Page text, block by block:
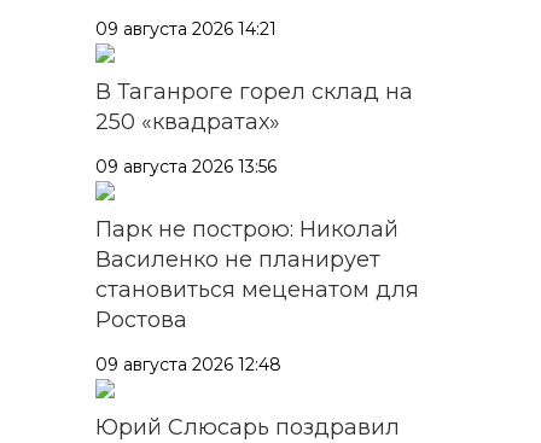
09 августа 2026 14:21
В Таганроге горел склад на
250 «квадратах»
09 августа 2026 13:56
Парк не построю: Николай
Василенко не планирует
становиться меценатом для
Ростова
09 августа 2026 12:48
Юрий Слюсарь поздравил